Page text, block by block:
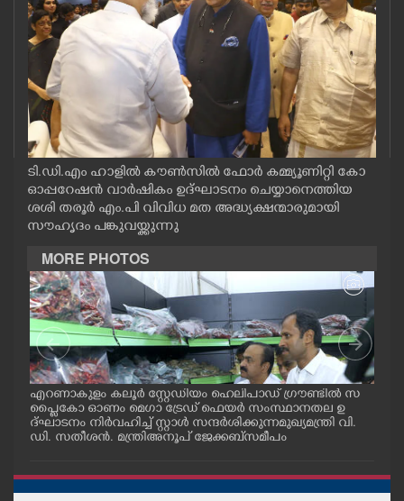
OBITUARY
NEWS 360
CASE DIARY
CINEMA
PHOTOS
LIFESTYLE
SPIRITUAL
INFO+
ART
ടി.ഡി.എം ഹാളിൽ കൗൺസിൽ ഫോർ കമ്മ്യൂണിറ്റി കോ
ഓപ്പറേഷൻ വാർഷികം ഉദ്ഘാടനം ചെയ്യാനെത്തിയ
ശശി തരൂർ എം.പി വിവിധ മത അദ്ധ്യക്ഷന്മാരുമായി
സൗഹൃദം പങ്കുവയ്ക്കുന്നു
MORE PHOTOS
എറണാകുളം കലൂർ സ്റ്റേഡിയം ഹെലിപാഡ് ഗ്രൗണ്ടിൽ സ
പ്ളൈകോ ഓണം മെഗാ ട്രേഡ് ഫെയർ സംസ്ഥാനതല ഉ
ദ്ഘാടനം നിർവഹിച്ച് സ്റ്റാൾ സന്ദർശിക്കുന്ന മുഖ്യമന്ത്രി വി.
ഡി. സതീശൻ. മന്ത്രി അനൂപ് ജേക്കബ് സമീപം